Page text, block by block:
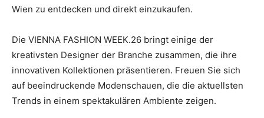
Wien zu entdecken und direkt einzukaufen.
Die VIENNA FASHION WEEK.26 bringt einige der
kreativsten Designer der Branche zusammen, die ihre
innovativen Kollektionen präsentieren. Freuen Sie sich
auf beeindruckende Modenschauen, die die aktuellsten
Trends in einem spektakulären Ambiente zeigen.